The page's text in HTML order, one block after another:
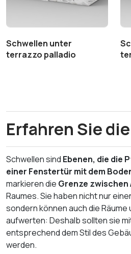
Schwellen unter
terrazzo palladio
Erfahren Sie
Schwellen sind Ebenen, die die
einer Fenstertür mit dem
markieren die Grenze zwischen
Raumes. Sie haben nicht nur
sondern können auch die Räume
aufwerten: Deshalb sollten sie
entsprechend dem Stil des
werden.